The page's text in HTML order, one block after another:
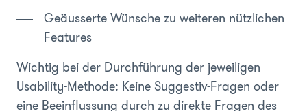
Geäusserte Wünsche zu weiteren nützlichen
Features
Wichtig bei der Durchführung der jeweiligen
Usability-Methode: Keine Suggestiv-Fragen oder
eine Beeinflussung durch zu direkte Fragen des